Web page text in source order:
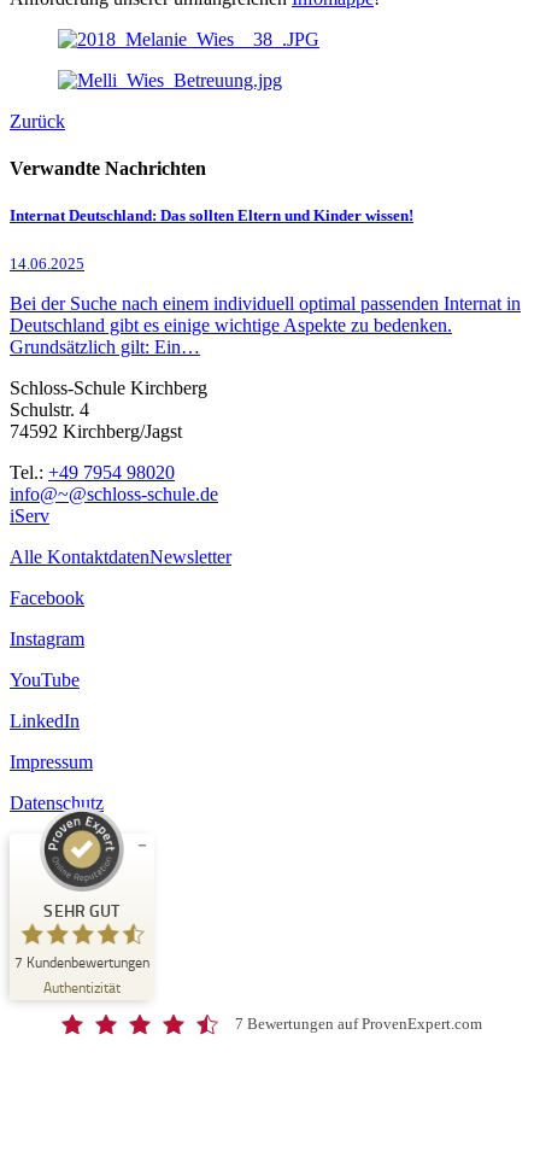
Zurück
Verwandte Nachrichten
Internat Deutschland: Das sollten Eltern und Kinder wissen!
14.06.2025
Bei der Suche nach einem individuell optimal passenden Internat in
Deutschland gibt es einige wichtige Aspekte zu bedenken.
Grundsätzlich gilt: Ein…
Schloss-Schule Kirchberg
Schulstr. 4
74592 Kirchberg/Jagst
Tel.: +49 7954 98020
info@~@schloss-schule.de
iServ
Alle KontaktdatenNewsletter
Facebook
Instagram
YouTube
LinkedIn
Impressum
Datenschutz
SEHR GUT
7 Kundenbewertungen
Authentizität
Kundenbewertungen und Erfahrungen zu
Schloss-Schule Kirchberg
ProvenExpert.com
SEHR GUT
4,67
/
5,00 7 Bewertungen auf ProvenExpert.com